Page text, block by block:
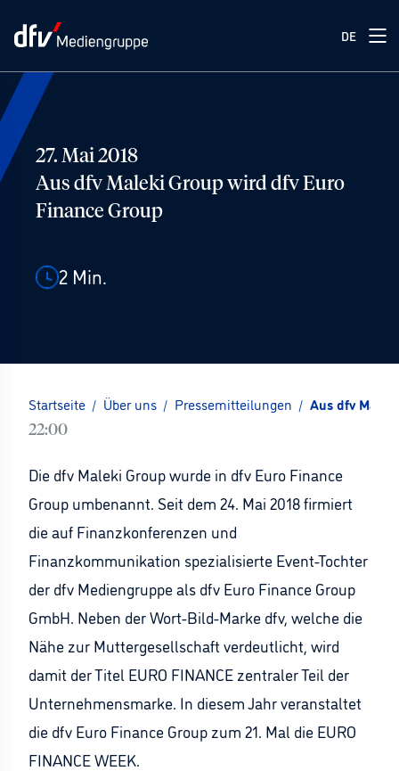
DE
27. Mai 2018
Aus dfv Maleki Group wird dfv Euro
Finance Group
2 Min.
Startseite / Über uns / Pressemitteilungen / Aus dfv
22:00
Die dfv Maleki Group wurde in dfv Euro Finance
Group umbenannt. Seit dem 24. Mai 2018 firmiert
die auf Finanzkonferenzen und
Finanzkommunikation spezialisierte Event-Tochter
der dfv Mediengruppe als dfv Euro Finance Group
GmbH. Neben der Wort-Bild-Marke dfv, welche die
Nähe zur Muttergesellschaft verdeutlicht, wird
damit der Titel EURO FINANCE zentraler Teil der
Unternehmensmarke. In diesem Jahr veranstaltet
die dfv Euro Finance Group zum 21. Mal die EURO
FINANCE WEEK.